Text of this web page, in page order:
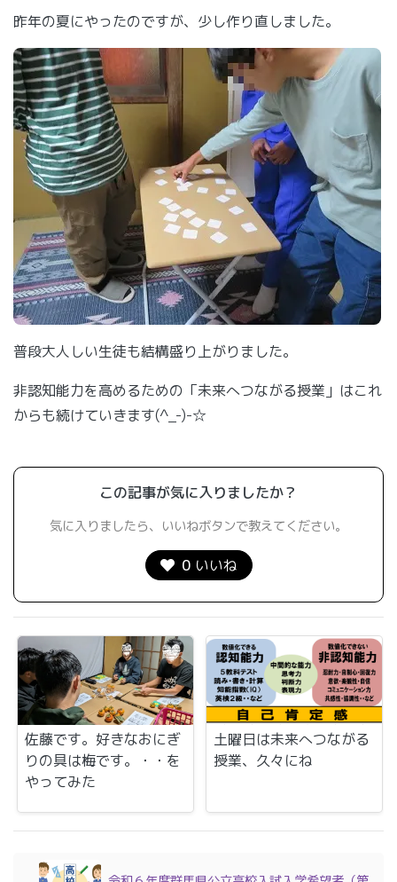
昨年の夏にやったのですが、少し作り直しました。
普段大人しい生徒も結構盛り上がりました。
非認知能力を高めるための「未来へつながる授業」はこれ
からも続けていきます(^_-)-☆
この記事が気に入りましたか？
気に入りましたら、いいねボタンで教えてください。
0 いいね
佐藤です。好きなおにぎ
りの具は梅です。・・を
やってみた
土曜日は未来へつながる
授業、久々にね